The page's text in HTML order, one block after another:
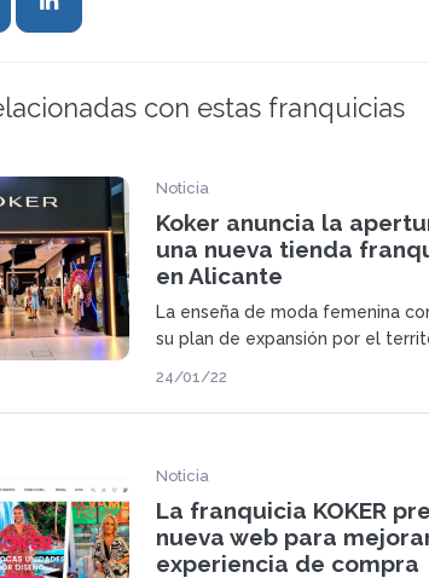
con estas franquicias
Noticia
Koker anuncia la
una nueva tienda
en Alicante
La enseña de moda femenina
su plan de expansión por el
vez, en la localidad de Jávea.
24/01/22
Noticia
La franquicia KOKER
nueva web para
experiencia de compra